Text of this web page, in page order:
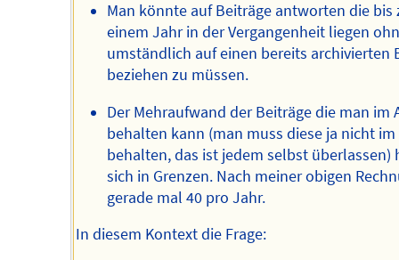
Man könnte auf Beiträge antworten die bis
einem Jahr in der Vergangenheit liegen
umständlich auf einen bereits archivierten
beziehen zu müssen.
Der Mehraufwand der Beiträge die man im
behalten kann (man muss diese ja nicht im
behalten, das ist jedem selbst überlassen)
sich in Grenzen. Nach meiner obigen
gerade mal 40 pro Jahr.
In diesem Kontext die Frage: